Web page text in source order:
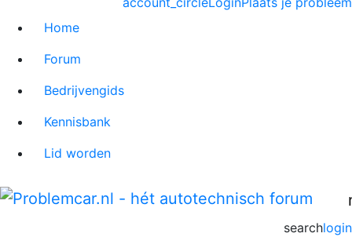
Home
Forum
Bedrijvengids
Kennisbank
Lid worden
login
search